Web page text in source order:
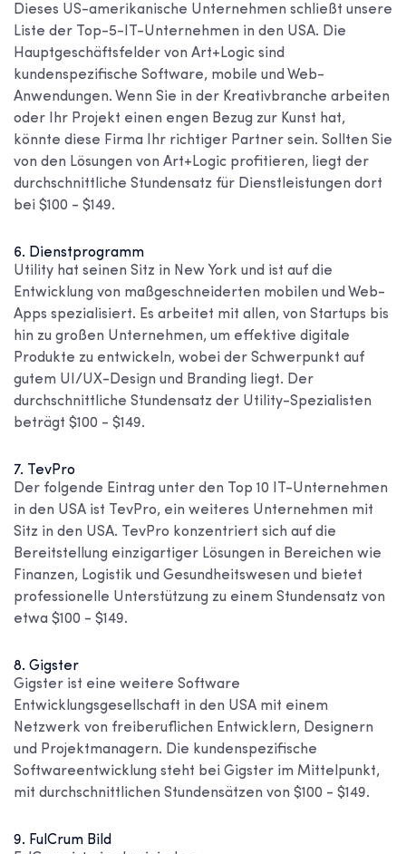
Dieses US-amerikanische Unternehmen schließt unsere
Liste der
Top-5-IT-Unternehmen in den USA. Die
Hauptgeschäftsfelder von Art+Logic sind
kundenspezifische Software, mobile und Web-
Anwendungen. Wenn Sie in der Kreativbranche arbeiten
oder Ihr Projekt einen engen Bezug zur Kunst hat,
könnte diese Firma Ihr richtiger Partner sein. Sollten Sie
von den Lösungen von Art+Logic profitieren, liegt der
durchschnittliche Stundensatz für Dienstleistungen dort
bei $100 - $149.
6. Dienstprogramm
Utility hat seinen Sitz in New York und ist auf die
Entwicklung von maßgeschneiderten mobilen und Web-
Apps spezialisiert. Es arbeitet mit allen, von Startups bis
hin zu großen Unternehmen, um effektive digitale
Produkte zu entwickeln, wobei der Schwerpunkt auf
gutem UI/UX-Design und Branding liegt. Der
durchschnittliche Stundensatz der Utility-Spezialisten
beträgt $100 - $149.
7. TevPro
Der folgende Eintrag unter den
Top 10 IT-Unternehmen
in den USA ist TevPro, ein weiteres Unternehmen mit
Sitz in den USA. TevPro konzentriert sich auf die
Bereitstellung einzigartiger Lösungen in Bereichen wie
Finanzen, Logistik und Gesundheitswesen und bietet
professionelle Unterstützung zu einem Stundensatz von
etwa $100 - $149.
8. Gigster
Gigster ist eine weitere Software
Entwicklungsgesellschaft in den USA mit einem
Netzwerk von freiberuflichen Entwicklern, Designern
und Projektmanagern. Die kundenspezifische
Softwareentwicklung steht bei Gigster im Mittelpunkt,
mit durchschnittlichen Stundensätzen von $100 - $149.
9. FulCrum Bild